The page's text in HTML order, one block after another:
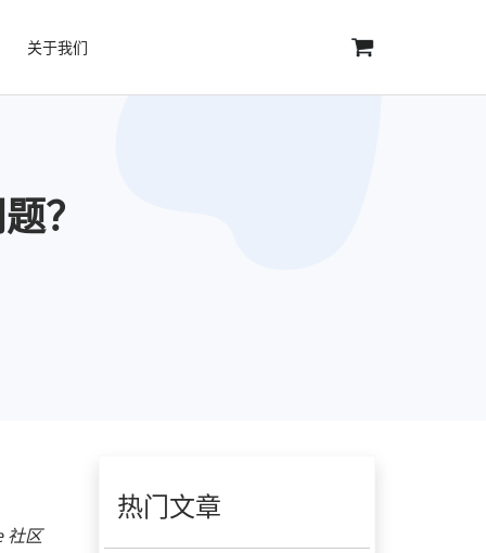
关于我们
？
社区
热门文章